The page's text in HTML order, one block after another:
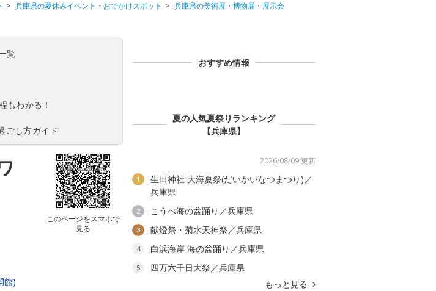
兵庫県の夏休みイベント・おでかけスポット
兵庫県の美術展・博物展・展示会
覧
もわかる！
ごし方ガイド
このページをスマホで
見る
館)
おすすめ情報
夏の人気夏祭りランキング
【兵庫県】
2026/08/09 更新
1
生田神社 大海夏祭(だいかいなつまつり)／
兵庫県
2 こうべ海の盆踊り／兵庫県
3 献燈祭・菊水天神祭／兵庫県
4 白浜海岸 海の盆踊り／兵庫県
5
四万六千日大祭／兵庫県
もっと見る